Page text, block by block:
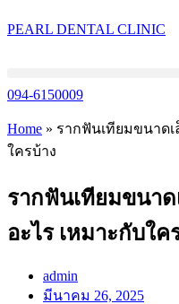
PEARL DENTAL CLINIC
094-6150009
Home » รากฟันเทียมขนาดเ
ใครบ้าง
รากฟันเทียมขนา
อะไร เหมาะกับใค
admin
มีนาคม 26, 2025